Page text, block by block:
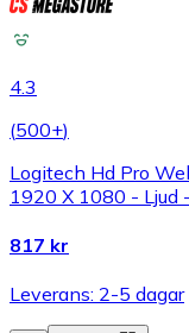
4.3
(500+)
Logitech Hd Pro
1920 X 1080 - Ljud
817 kr
Leverans: 2-5 dagar